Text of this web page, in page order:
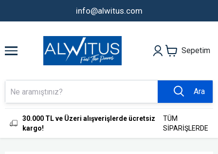
info@alwitus.com
Sepetim
Ara
30.000 TL ve Üzeri alışverişlerde ücretsiz
kargo!
TÜM
SİPARİŞLERDE